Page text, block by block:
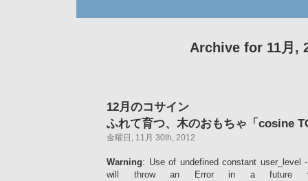
Archive for 11月,
12月のコサイン
ふれて育つ、木のおもちゃ「cosine
金曜日, 11月 30th, 2012
Warning: Use of undefined constant user_level
will throw an Error in a future